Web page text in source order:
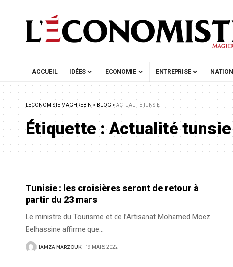
ACCUEIL IDÉES ECONOMIE ENTREPRISE NATION
LECONOMISTE MAGHREBIN > BLOG > ACTUALITÉ TUNSIE
Étiquette :Actualité tunsie
Tunisie : les croisières seront de retour à
partir du 23 mars
Le ministre du Tourisme et de l’Artisanat Mohamed Moez
Belhassine affirme que…
HAMZA MARZOUK 19 MARS 2022